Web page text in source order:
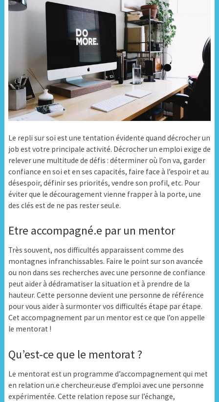
Le repli sur soi est une tentation évidente quand décrocher un
job est votre principale activité. Décrocher un emploi exige de
relever une multitude de défis : déterminer où l’on va, garder
confiance en soi et en ses capacités, faire face à l’espoir et au
désespoir, définir ses priorités, vendre son profil, etc. Pour
éviter que le découragement vienne frapper à la porte, une
des clés est de ne pas rester seul.e.
Etre accompagné.e par un mentor
Très souvent, nos difficultés apparaissent comme des
montagnes infranchissables. Faire le point sur son avancée
ou non dans ses recherches avec une personne de confiance
peut aider à dédramatiser la situation et à prendre de la
hauteur. Cette personne devient une personne de référence
pour vous aider à surmonter vos difficultés étape par étape.
Cet accompagnement par un mentor est ce que l’on appelle
le mentorat !
Qu’est-ce que le mentorat ?
Le mentorat est un programme d’accompagnement qui met
en relation un.e chercheur.euse d’emploi avec une personne
expérimentée. Cette relation repose sur l’échange,